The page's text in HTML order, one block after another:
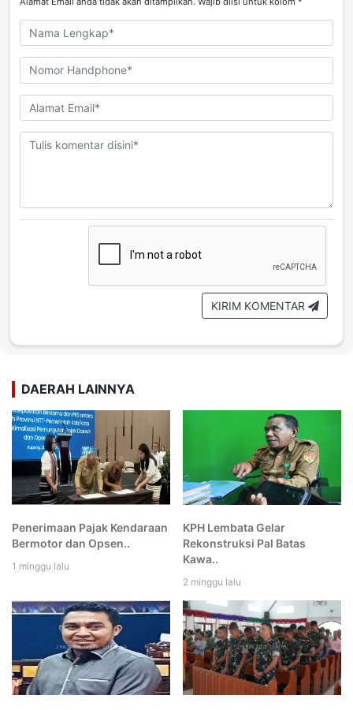
KIRIM KOMENTAR
DAERAH LAINNYA
Penerimaan Pajak Kendaraan
Bermotor dan Opsen..
1 minggu lalu
KPH Lembata Gelar
Rekonstruksi Pal Batas
Kawa..
2 minggu lalu